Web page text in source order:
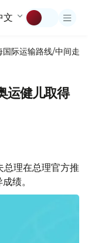
文
国际运输路线/中间走廊
运健儿取得
理在总理官方推
绩。